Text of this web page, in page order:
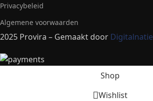
Privacybeleid
Algemene voorwaarden
2025 Provira – Gemaakt door Digitalnatie
Shop
Wishlist